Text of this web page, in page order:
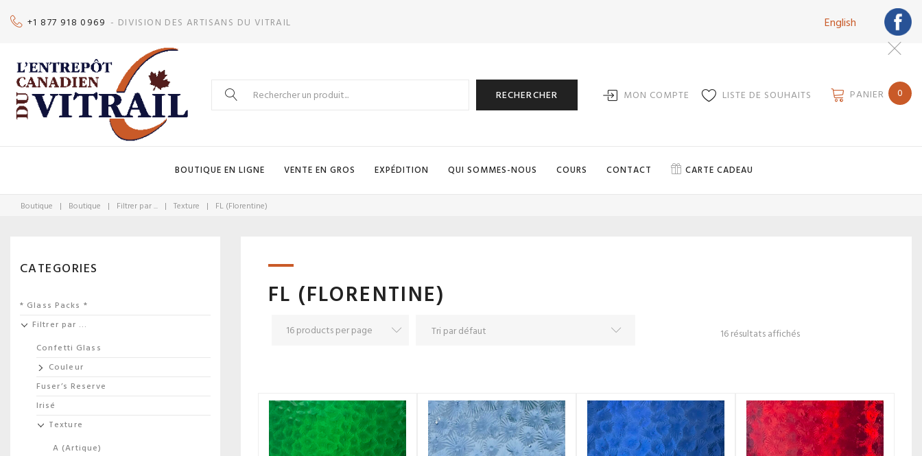
+1 877 918 0969 - DIVISION DES ARTISANS DU VITRAIL English
Search
RECHERCHER MON COMPTE LISTE DE SOUHAITS PANIER 0
BOUTIQUE EN LIGNE VENTE EN GROS EXPÉDITION QUI SOMMES-NOUS COURS CONTACT CARTE CADEAU
Boutique | Boutique | Filtrer par ... | Texture | FL (Florentine)
FL (FLORENTINE)
16 résultats affichés
CATEGORIES
* Glass Packs *
Filtrer par …
Confetti Glass
Couleur
Fuser’s Reserve
Irisé
Texture
A (Artique)